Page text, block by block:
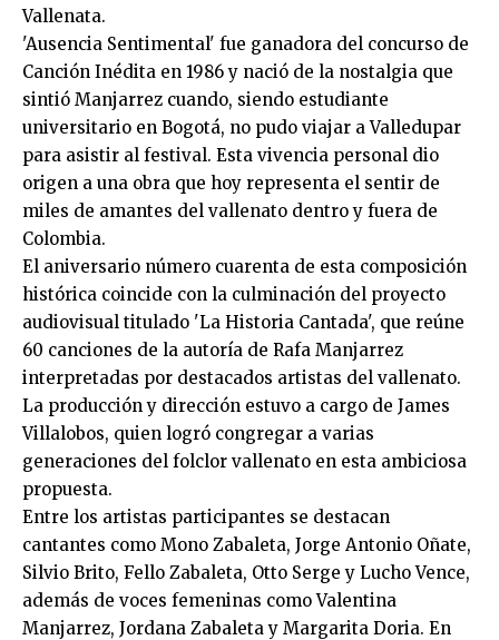
Vallenata.
'Ausencia Sentimental' fue ganadora del concurso de
Canción Inédita en 1986 y nació de la nostalgia que
sintió Manjarrez cuando, siendo estudiante
universitario en Bogotá, no pudo viajar a Valledupar
para asistir al festival. Esta vivencia personal dio
origen a una obra que hoy representa el sentir de
miles de amantes del vallenato dentro y fuera de
Colombia.
El aniversario número cuarenta de esta composición
histórica coincide con la culminación del proyecto
audiovisual titulado 'La Historia Cantada', que reúne
60 canciones de la autoría de Rafa Manjarrez
interpretadas por destacados artistas del vallenato.
La producción y dirección estuvo a cargo de James
Villalobos, quien logró congregar a varias
generaciones del folclor vallenato en esta ambiciosa
propuesta.
Entre los artistas participantes se destacan
cantantes como Mono Zabaleta, Jorge Antonio Oñate,
Silvio Brito, Fello Zabaleta, Otto Serge y Lucho Vence,
además de voces femeninas como Valentina
Manjarrez, Jordana Zabaleta y Margarita Doria. En